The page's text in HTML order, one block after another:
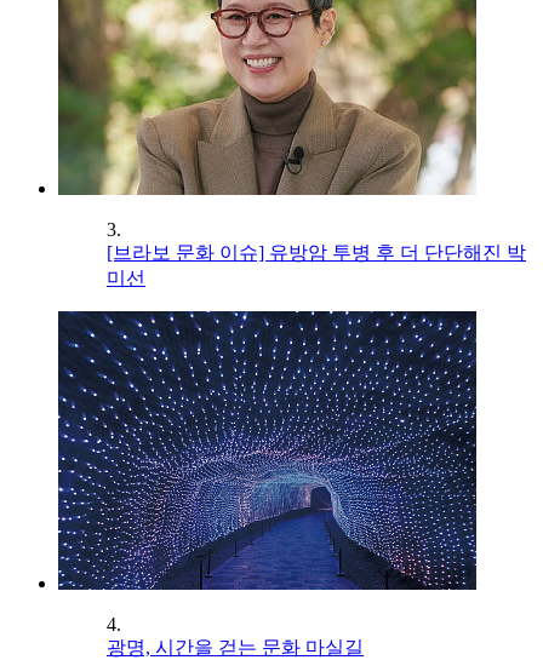
3.
[브라보 문화 이슈] 유방암 투병 후 더 단단해진 박
미선
4.
광명, 시간을 걷는 문화 마실길